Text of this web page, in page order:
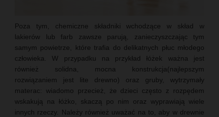
Poza tym, chemiczne składniki wchodzące w skład w
lakierów lub farb zawsze parują, zanieczyszczając tym
samym powietrze, które trafia do delikatnych płuc młodego
człowieka. W przypadku na przykład łóżek ważna jest
również solidna, mocna konstrukcja(najlepszym
rozwiązaniem jest lite drewno) oraz gruby, wytrzymały
materac: wiadomo przecież, że dzieci często z rozpędem
wskakują na łóżko, skaczą po nim oraz wyprawiają wiele
innych rzeczy. Należy również uważać na to, aby w drewnie